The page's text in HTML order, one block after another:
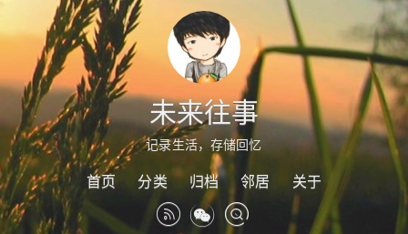
未来往事
记录生活，存储回忆
首页 分类 归档 邻居 关于